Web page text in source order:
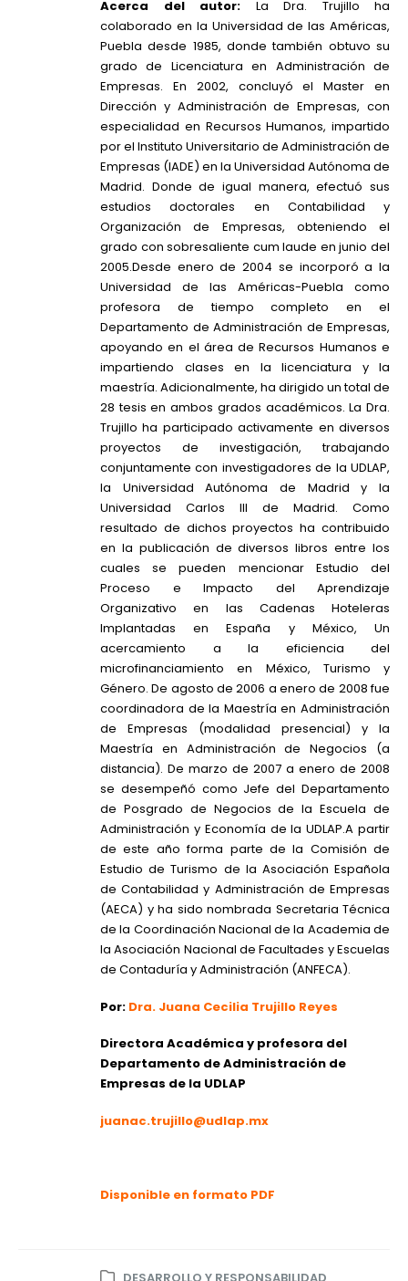
Acerca del autor: La Dra. Trujillo ha
colaborado en la Universidad de las Américas,
Puebla desde 1985, donde también obtuvo su
grado de Licenciatura en Administración de
Empresas. En 2002, concluyó el Master en
Dirección y Administración de Empresas, con
especialidad en Recursos Humanos, impartido
por el Instituto Universitario de Administración de
Empresas (IADE) en la Universidad Autónoma de
Madrid. Donde de igual manera, efectuó sus
estudios doctorales en Contabilidad y
Organización de Empresas, obteniendo el
grado con sobresaliente cum laude en junio del
2005.Desde enero de 2004 se incorporó a la
Universidad de las Américas-Puebla como
profesora de tiempo completo en el
Departamento de Administración de Empresas,
apoyando en el área de Recursos Humanos e
impartiendo clases en la licenciatura y la
maestría. Adicionalmente, ha dirigido un total de
28 tesis en ambos grados académicos. La Dra.
Trujillo ha participado activamente en diversos
proyectos de investigación, trabajando
conjuntamente con investigadores de la UDLAP,
la Universidad Autónoma de Madrid y la
Universidad Carlos III de Madrid. Como
resultado de dichos proyectos ha contribuido
en la publicación de diversos libros entre los
cuales se pueden mencionar Estudio del
Proceso e Impacto del Aprendizaje
Organizativo en las Cadenas Hoteleras
Implantadas en España y México, Un
acercamiento a la eficiencia del
microfinanciamiento en México, Turismo y
Género. De agosto de 2006 a enero de 2008 fue
coordinadora de la Maestría en Administración
de Empresas (modalidad presencial) y la
Maestría en Administración de Negocios (a
distancia). De marzo de 2007 a enero de 2008
se desempeñó como Jefe del Departamento
de Posgrado de Negocios de la Escuela de
Administración y Economía de la UDLAP.A partir
de este año forma parte de la Comisión de
Estudio de Turismo de la Asociación Española
de Contabilidad y Administración de Empresas
(AECA) y ha sido nombrada Secretaria Técnica
de la Coordinación Nacional de la Academia de
la Asociación Nacional de Facultades y Escuelas
de Contaduría y Administración (ANFECA).
Por: Dra. Juana Cecilia Trujillo Reyes
Directora Académica y profesora del
Departamento de Administración de
Empresas de la UDLAP
juanac.trujillo@udlap.mx
Disponible en formato PDF